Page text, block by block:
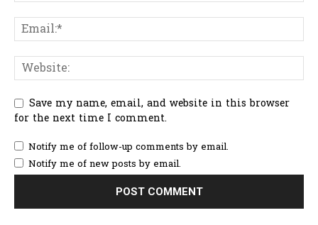
Save my name, email, and website in this browser
for the next time I comment.
Notify me of follow-up comments by email.
Notify me of new posts by email.